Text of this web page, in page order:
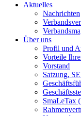
Aktuelles
Nachrichten
Über uns
Profil und
Vorteile
Vorstand
Satzung,
SmaLeTax